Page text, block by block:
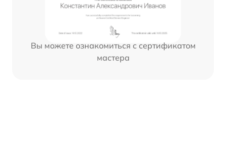
Вы можете ознакомиться с сертификатом
мастера